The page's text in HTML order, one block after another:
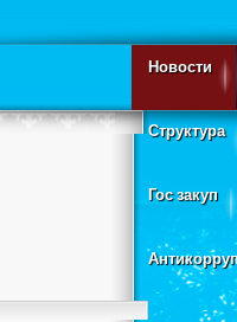
Новости
Структура
Гос закуп